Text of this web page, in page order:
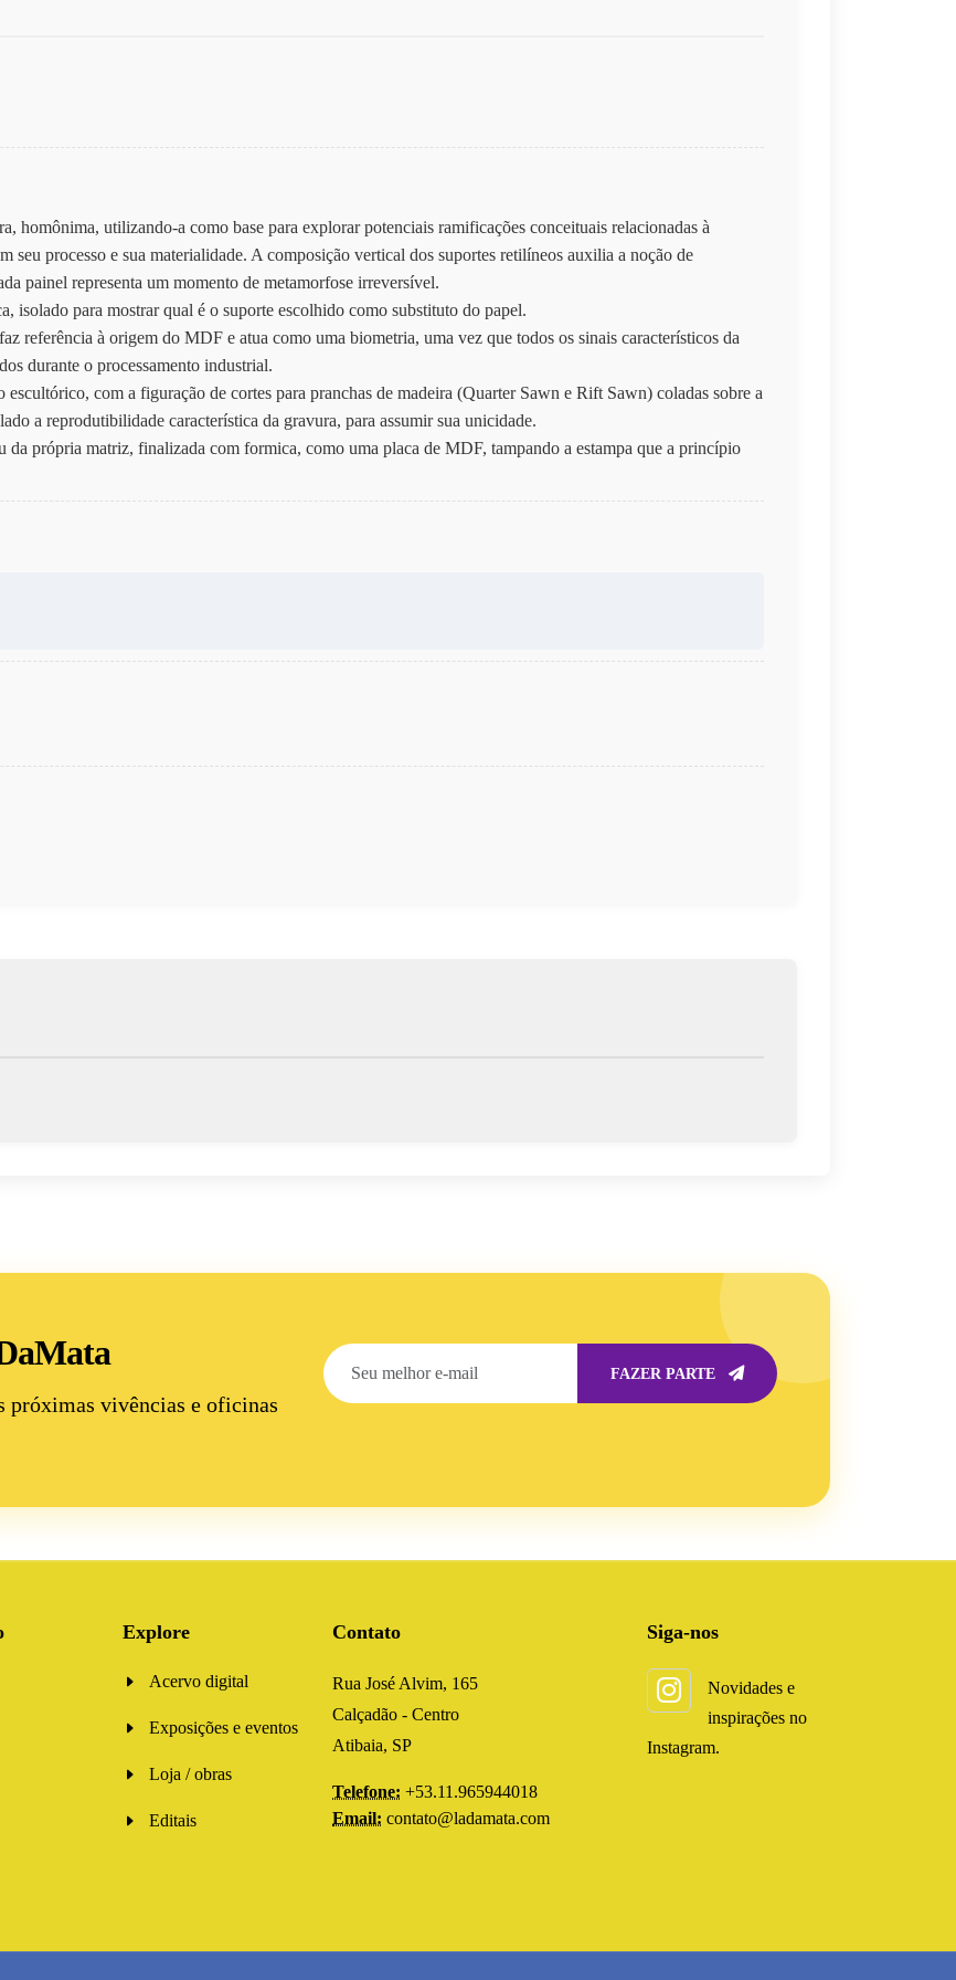
homônima, utilizando-a como base para explorar potenciais ramificações conceituais relacionadas à
seu processo e sua materialidade. A composição vertical dos suportes retilíneos auxilia a noção de
painel representa um momento de metamorfose irreversível.
isolado para mostrar qual é o suporte escolhido como substituto do papel.
referência à origem do MDF e atua como uma biometria, uma vez que todos os sinais característicos da
durante o processamento industrial.
com a figuração de cortes para pranchas de madeira (Quarter Sawn e Rift Sawn) coladas sobre a
a reprodutibilidade característica da gravura, para assumir sua unicidade.
da própria matriz, finalizada com formica, como uma placa de MDF, tampando a estampa que a princípio
próximas vivências e oficinas
FAZER PARTE
Explore
Acervo digital
Exposições e eventos
Loja / obras
Editais
Contato
Rua José Alvim, 165
Calçadão - Centro
Atibaia, SP
Telefone: +53.11.965944018
Email: contato@ladamata.com
Siga-nos
Novidades e
inspirações no
Instagram.